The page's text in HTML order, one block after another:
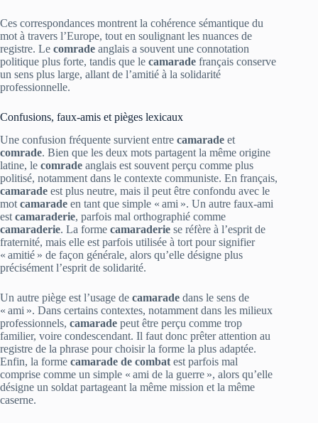
Ces correspondances montrent la cohérence sémantique du
mot à travers l’Europe, tout en soulignant les nuances de
registre. Le comrade anglais a souvent une connotation
politique plus forte, tandis que le camarade français conserve
un sens plus large, allant de l’amitié à la solidarité
professionnelle.
Confusions, faux-amis et pièges lexicaux
Une confusion fréquente survient entre camarade et
comrade. Bien que les deux mots partagent la même origine
latine, le comrade anglais est souvent perçu comme plus
politisé, notamment dans le contexte communiste. En français,
camarade est plus neutre, mais il peut être confondu avec le
mot camarade en tant que simple « ami ». Un autre faux‑ami
est camaraderie, parfois mal orthographié comme
camaraderie. La forme camaraderie se réfère à l’esprit de
fraternité, mais elle est parfois utilisée à tort pour signifier
« amitié » de façon générale, alors qu’elle désigne plus
précisément l’esprit de solidarité.
Un autre piège est l’usage de camarade dans le sens de
« ami ». Dans certains contextes, notamment dans les milieux
professionnels, camarade peut être perçu comme trop
familier, voire condescendant. Il faut donc prêter attention au
registre de la phrase pour choisir la forme la plus adaptée.
Enfin, la forme camarade de combat est parfois mal
comprise comme un simple « ami de la guerre », alors qu’elle
désigne un soldat partageant la même mission et la même
caserne.